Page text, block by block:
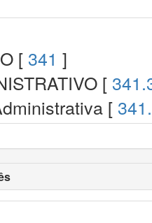
[ 341 ]
[
[